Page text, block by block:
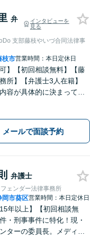
弁
インタビューを
見る
支部藤枝やいづ合同法律事
枝市営業時間：本日定休日
可】【初回相談無料】【藤
所】【弁護士3人在籍】
容が具体的に決まってい
、離婚問題、交通事故、
権回収など【夜間休日応
メールで面談予約
弁護士
ェンダー法律事務所
岡市葵区営業時間：本日定休日
15年以上】【初回相談無
・刑事事件に特化！現・
ターの委員長。メディア